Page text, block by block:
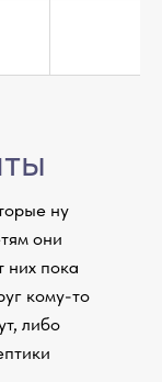
ну
они
них пока
кому-то
либо